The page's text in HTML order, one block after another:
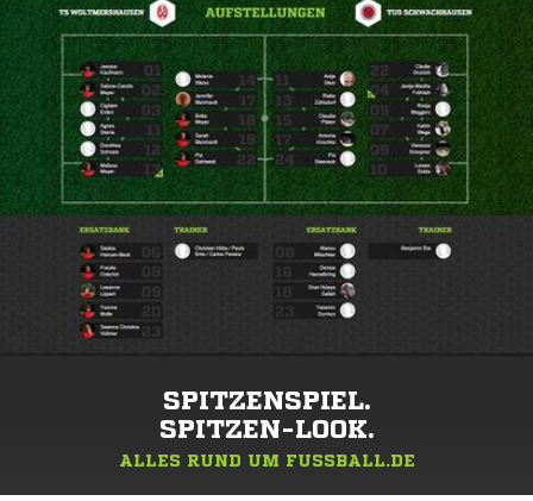
SPITZENSPIEL.
SPITZEN-LOOK.
ALLES RUND UM FUSSBALL.DE